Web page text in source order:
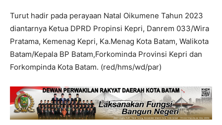
Turut hadir pada perayaan Natal Oikumene Tahun 2023
diantarnya Ketua DPRD Propinsi Kepri, Danrem 033/Wira
Pratama, Kemenag Kepri, Ka.Menag Kota Batam, Walikota
Batam/Kepala BP Batam,Forkominda Provinsi Kepri dan
Forkompinda Kota Batam. (red/hms/wd/par)